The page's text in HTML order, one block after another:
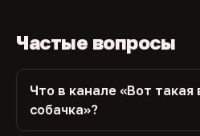
Частые вопросы
Что в канале «Вот такая
собачка»?